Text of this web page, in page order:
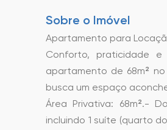
Sobre o Imóvel
Apartamento para
Conforto, praticidade
apartamento de 68m²
busca um espaço
Área Privativa: 68m².-
incluindo 1 suíte (quarto